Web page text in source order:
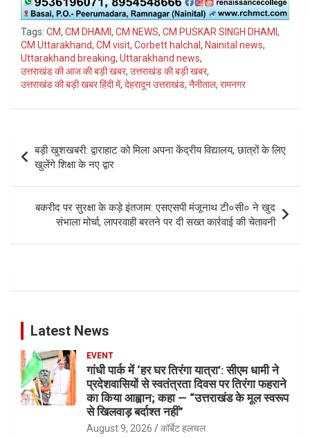
Tags: CM, CM DHAMI , CM NEWS, CM PUSKAR SINGH DHAMI ,
CM Uttarakhand, CM visit, Corbett halchal , Nainital news,
Uttarakhand breaking, Uttarakhand news,
उत्तराखंड की आज की बड़ी खबर, उत्तराखंड की बड़ी खबर,
उत्तराखंड की बड़ी खबर हिंदी में, देहरादून उत्तराखंड, नैनीताल, रामनगर
Post
navigation
​बड़ी खुशखबरी: द्वाराहाट को मिला अपना केंद्रीय विद्यालय, छात्रों के लिए
खुलेंगे शिक्षा के नए द्वार
बकरीद पर सुरक्षा के कड़े इंतजाम: एसएसपी मंजूनाथ टी०सी० ने खुद
संभाला मोर्चा, लापरवाही बरतने पर दी सख्त कार्रवाई की चेतावनी
Latest News
EVENT
गांधी पार्क में ‘हर घर तिरंगा यात्रा’: सीएम धामी ने
प्रदेशवासियों से स्वतंत्रता दिवस पर तिरंगा फहराने
का किया आह्वान; कहा — “उत्तराखंड के मूल स्वरूप
से खिलवाड़ बर्दाश्त नहीं”
August 9, 2026 कॉर्बेट हलचल